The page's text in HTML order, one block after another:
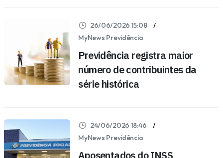
26/06/2026 15:08
MyNews Previdência
Previdência registra maior
número de contribuintes da
série histórica
24/06/2026 18:46
MyNews Previdência
Aposentados do INSS